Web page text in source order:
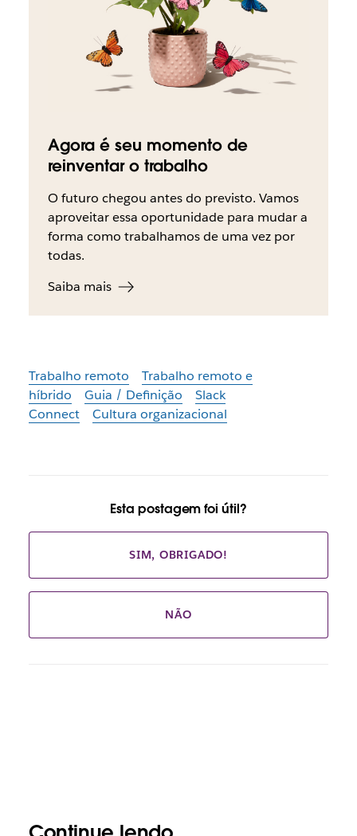
Agora é seu momento de
reinventar o trabalho
O futuro chegou antes do previsto. Vamos
aproveitar essa oportunidade para mudar a
forma como trabalhamos de uma vez por
todas.
Saiba mais
Trabalho remoto
Trabalho remoto e
híbrido
Guia / Definição
Slack
Connect
Cultura organizacional
Esta postagem foi útil?
SIM, OBRIGADO!
NÃO